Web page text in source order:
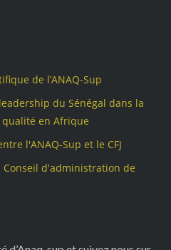
de l’ANAQ-Sup
du Sénégal dans la
en Afrique
l'ANAQ-Sup et le CFJ
d'administration de